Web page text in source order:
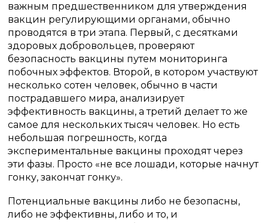
важным предшественником для утверждения
вакцин регулирующими органами, обычно
проводятся в три этапа. Первый, с десятками
здоровых добровольцев, проверяют
безопасность вакцины путем мониторинга
побочных эффектов. Второй, в котором участвуют
несколько сотен человек, обычно в части
пострадавшего мира, анализирует
эффективность вакцины, а третий делает то же
самое для нескольких тысяч человек. Но есть
небольшая погрешность, когда
экспериментальные вакцины проходят через
эти фазы. Просто «не все лошади, которые начнут
гонку, закончат гонку».
Потенциальные вакцины либо не безопасны,
либо не эффективны, либо и то, и